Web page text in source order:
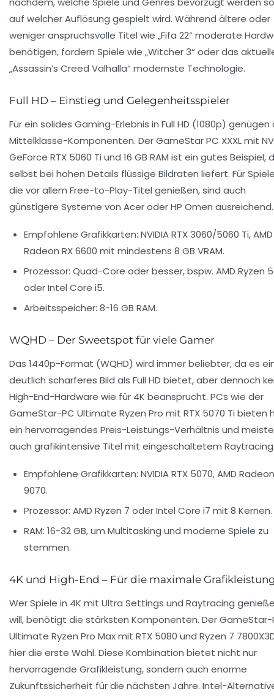
auf welcher Auflösung gespielt wird. Während ältere oder
weniger anspruchsvolle Titel wie „Fifa 22“ moderate
benötigen, fordern Spiele wie „Witcher 3“ oder das
„Assassin’s Creed Valhalla“ modernste Technologie.
Full HD – Einstieg und Gelegenheitsspieler
Für ein solides Gaming-Erlebnis in Full HD (1080p)
Mittelklasse-Komponenten. Der GameStar PC XXXL mit
GeForce RTX 5060 Ti und 16 GB RAM ist ein gutes Beispiel,
selbst bei hohen Details flüssige Bildraten liefert. Für
die vor allem Free-to-Play-Titel genießen, sind auch
günstigere Systeme von Acer oder HP Omen ausreichend.
Empfohlene Grafikkarten: NVIDIA RTX 3060/5060 Ti, AMD
Radeon RX 6600 mit mindestens 8 GB VRAM.
Prozessor: Quad-Core oder besser, bspw. AMD Ryzen 5
oder Intel Core i5.
Arbeitsspeicher: 8-16 GB RAM.
WQHD – Der Sweetspot für viele Gamer
Das 1440p-Format (WQHD) wird immer beliebter, da es
deutlich schärferes Bild als Full HD bietet, aber dennoch
High-End-Hardware wie für 4K beansprucht. PCs wie der
GameStar-PC Ultimate Ryzen Pro mit RTX 5070 Ti bieten
ein hervorragendes Preis-Leistungs-Verhältnis und
auch grafikintensive Titel mit eingeschaltetem
Empfohlene Grafikkarten: NVIDIA RTX 5070, AMD
9070.
Prozessor: AMD Ryzen 7 oder Intel Core i7 mit 8 Kernen.
RAM: 16-32 GB, um Multitasking und moderne Spiele zu
stemmen.
4K und High-End – Für die maximale
Wer Spiele in 4K mit Ultra Settings und Raytracing
will, benötigt die stärksten Komponenten. Der GameStar-
Ultimate Ryzen Pro Max mit RTX 5080 und Ryzen 7
hier die erste Wahl. Diese Kombination bietet nicht nur
hervorragende Grafikleistung, sondern auch enorme
Zukunftssicherheit für die nächsten Jahre. Intel-